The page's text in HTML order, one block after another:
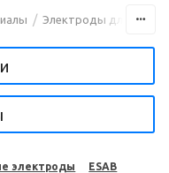
/ Электроды для сварки
электроды
ESAB